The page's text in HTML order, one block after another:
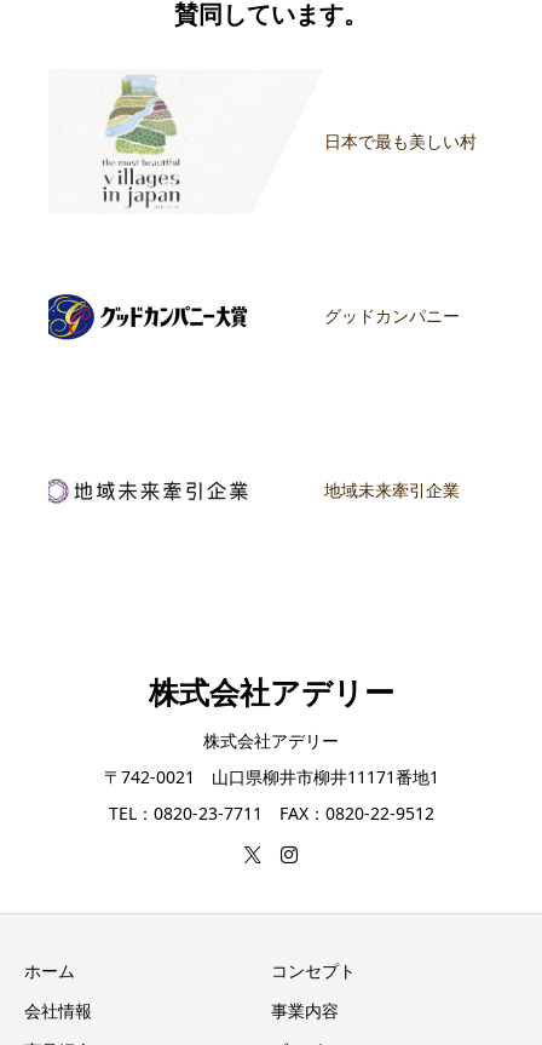
賛同しています。
日本で最も美しい村
グッドカンパニー
地域未来牽引企業
株式会社アデリー
株式会社アデリー
〒742-0021 山口県柳井市柳井11171番地1
TEL：0820-23-7711 FAX：0820-22-9512
ホーム
コンセプト
会社情報
事業内容